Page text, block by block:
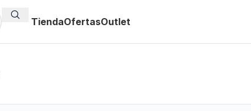
TiendaOfertasOutlet